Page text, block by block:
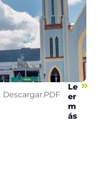
Descargar.PDF
Le
er
m
ás